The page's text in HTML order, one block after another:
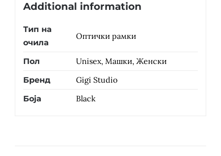
Additional information
Тип на
очила
Оптички рамки
Пол Unisex, Машки, Женски
Бренд Gigi Studio
Боја Black